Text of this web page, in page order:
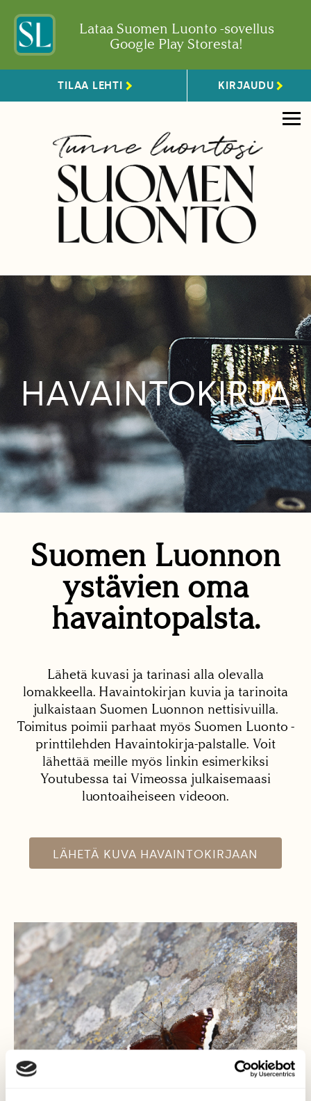
Lataa Suomen Luonto -sovellus
Google Play Storesta!
TILAA LEHTI KIRJAUDU
HAVAINTOKIRJA
Suomen Luonnon
ystävien oma
havaintopalsta.
Lähetä kuvasi ja tarinasi alla olevalla
lomakkeella. Havaintokirjan kuvia ja tarinoita
julkaistaan Suomen Luonnon nettisivuilla.
Toimitus poimii parhaat myös Suomen Luonto -
printtilehden Havaintokirja-palstalle. Voit
lähettää meille myös linkin esimerkiksi
Youtubessa tai Vimeossa julkaisemaasi
luontoaiheiseen videoon.
LÄHETÄ KUVA HAVAINTOKIRJAAN